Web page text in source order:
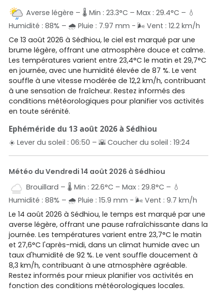
Averse légère – 🌡️ Min : 23.3°C – Max : 29.4°C – 💧
Humidité : 88% – 🌧️ Pluie : 7.97 mm - 🌬️ Vent : 12.2 km/h
Ce 13 août 2026 à Sédhiou, le ciel est marqué par une
brume légère, offrant une atmosphère douce et calme.
Les températures varient entre 23,4°C le matin et 29,7°C
en journée, avec une humidité élevée de 87 %. Le vent
souffle à une vitesse modérée de 12,2 km/h, contribuant
à une sensation de fraîcheur. Restez informés des
conditions météorologiques pour planifier vos activités
en toute sérénité.
Ephéméride du 13 août 2026 à Sédhiou
☀️ Lever du soleil : 06:50 – 🌇 Coucher du soleil : 19:24
Météo du Vendredi 14 août 2026 à Sédhiou
Brouillard – 🌡️ Min : 22.6°C – Max : 29.8°C – 💧
Humidité : 88% – 🌧️ Pluie : 15.9 mm - 🌬️ Vent : 9.7 km/h
Le 14 août 2026 à Sédhiou, le temps est marqué par une
averse légère, offrant une pause rafraîchissante dans la
journée. Les températures varient entre 23,7°C le matin
et 27,6°C l'après-midi, dans un climat humide avec un
taux d'humidité de 92 %. Le vent souffle doucement à
8,3 km/h, contribuant à une atmosphère agréable.
Restez informés pour mieux planifier vos activités en
fonction des conditions météorologiques locales.